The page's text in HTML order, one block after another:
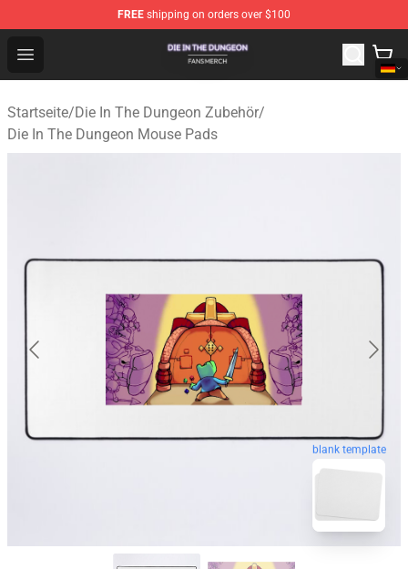
FREE shipping on orders over $100
Open menu
Die In The Dungeon Shop - Official Die In The Dungeon
Startseite/Die In The Dungeon Zubehör/
Die In The Dungeon Mouse Pads
blank template